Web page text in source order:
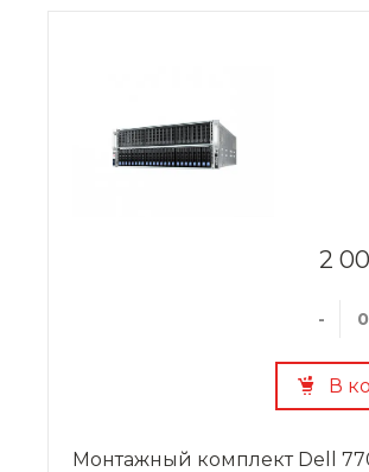
2
-
В
Монтажный комплект Dell